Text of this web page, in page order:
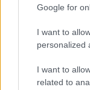
Google for
I want to
personalized
I want to
related to